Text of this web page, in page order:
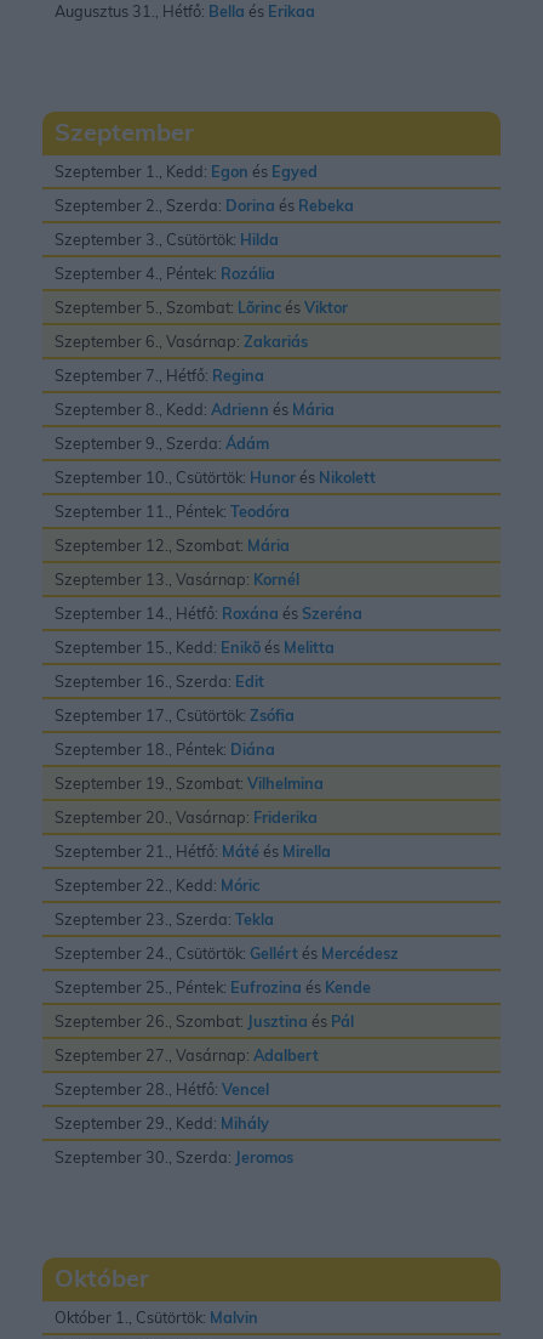
Augusztus 31., Hétfő: Bella és Erikaa
Szeptember
Szeptember 1., Kedd: Egon és Egyed
Szeptember 2., Szerda: Dorina és Rebeka
Szeptember 3., Csütörtök: Hilda
Szeptember 4., Péntek: Rozália
Szeptember 5., Szombat: Lõrinc ésViktor
Szeptember 6., Vasárnap: Zakariás
Szeptember 7., Hétfő: Regina
Szeptember 8., Kedd: Adrienn és Mária
Szeptember 9., Szerda: Ádám
Szeptember 10., Csütörtök: Hunor és Nikolett
Szeptember 11., Péntek: Teodóra
Szeptember 12., Szombat: Mária
Szeptember 13., Vasárnap: Kornél
Szeptember 14., Hétfő: Roxána és Szeréna
Szeptember 15., Kedd: Enikõ és Melitta
Szeptember 16., Szerda: Edit
Szeptember 17., Csütörtök: Zsófia
Szeptember 18., Péntek: Diána
Szeptember 19., Szombat: Vilhelmina
Szeptember 20., Vasárnap: Friderika
Szeptember 21., Hétfő: Máté és Mirella
Szeptember 22., Kedd: Móric
Szeptember 23., Szerda: Tekla
Szeptember 24., Csütörtök: Gellért és Mercédesz
Szeptember 25., Péntek: Eufrozina és Kende
Szeptember 26., Szombat: Jusztina és Pál
Szeptember 27., Vasárnap: Adalbert
Szeptember 28., Hétfő: Vencel
Szeptember 29., Kedd: Mihály
Szeptember 30., Szerda: Jeromos
Október
Október 1., Csütörtök: Malvin